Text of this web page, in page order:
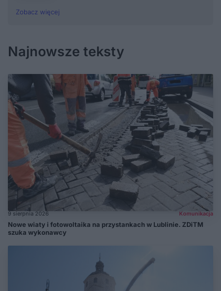
Zobacz więcej
Najnowsze teksty
9 sierpnia 2026 Komunikacja
Nowe wiaty i fotowoltaika na przystankach w Lublinie. ZDiTM
szuka wykonawcy